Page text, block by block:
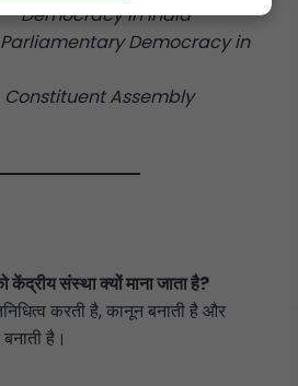
–Democracy in India
Parliamentary Democracy in
Constituent Assembly
केंद्रीय संस्था क्यों माना जाता है?
करती है, कानून बनाती है और
बनाती है।